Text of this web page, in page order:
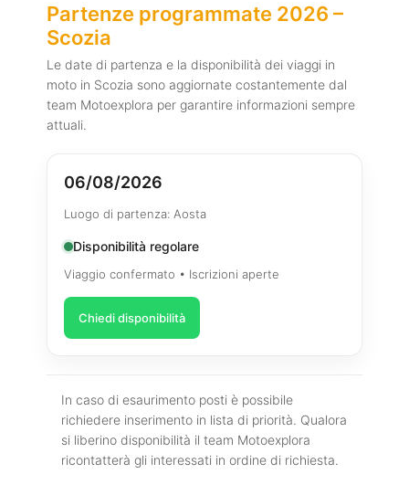
Partenze programmate 2026 –
Scozia
Le date di partenza e la disponibilità dei viaggi in
moto in Scozia sono aggiornate costantemente dal
team Motoexplora per garantire informazioni sempre
attuali.
06/08/2026
Luogo di partenza: Aosta
Disponibilità regolare
Viaggio confermato • Iscrizioni aperte
Chiedi disponibilità
In caso di esaurimento posti è possibile
richiedere inserimento in lista di priorità. Qualora
si liberino disponibilità il team Motoexplora
ricontatterà gli interessati in ordine di richiesta.